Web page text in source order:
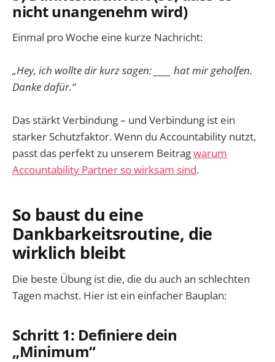
nicht unangenehm wird)
Einmal pro Woche eine kurze Nachricht:
„Hey, ich wollte dir kurz sagen: ____ hat mir geholfen.
Danke dafür.“
Das stärkt Verbindung – und Verbindung ist ein
starker Schutzfaktor. Wenn du Accountability nutzt,
passt das perfekt zu unserem Beitragwarum
Accountability Partner so wirksam sind.
So baust du eine
Dankbarkeitsroutine, die
wirklich bleibt
Die beste Übung ist die, die du auch an schlechten
Tagen machst. Hier ist ein einfacher Bauplan:
Schritt 1: Definiere dein
„Minimum“